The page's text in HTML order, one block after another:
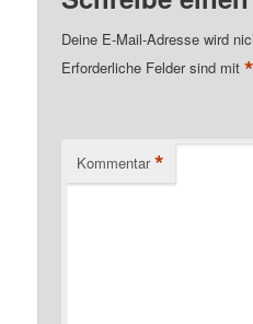
Deine E-Mail-Adresse wird
Erforderliche Felder sind mit*
Kommentar *